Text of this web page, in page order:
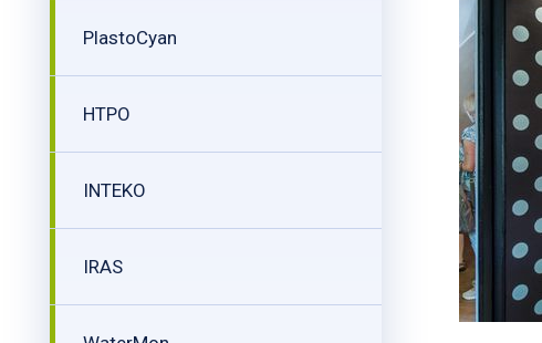
PlastoCyan
HTPO
INTEKO
IRAS